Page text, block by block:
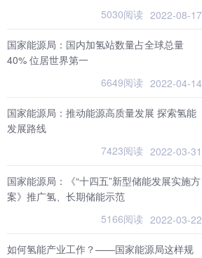
5030阅读 2022-08-17
国家能源局：国内加氢站数量占全球总量
40% 位居世界第一
6649阅读 2022-04-14
国家能源局：推动能源高质量发展 探索氢能
发展路线
7423阅读 2022-03-31
国家能源局：《“十四五”新型储能发展实施方
案》推广氢、长期储能示范
5166阅读 2022-03-22
如何氢能产业工作？——国家能源局这样规